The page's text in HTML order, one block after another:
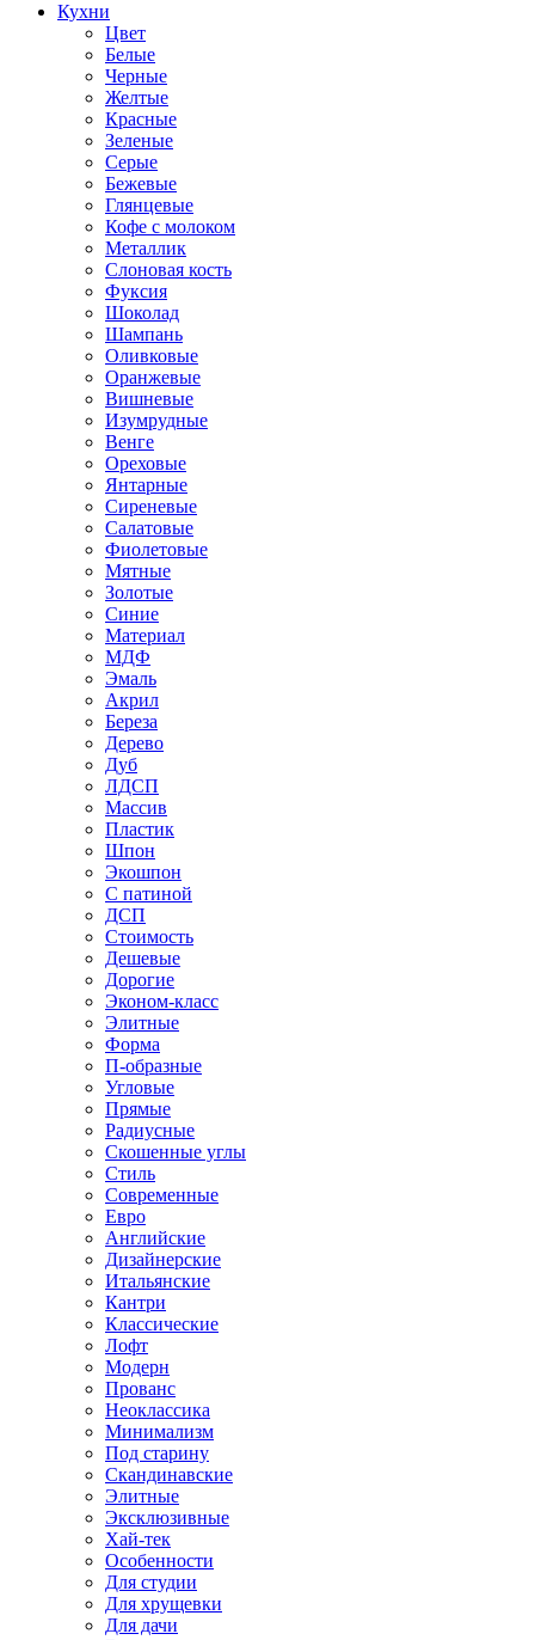
Кухни
Цвет
Белые
Черные
Желтые
Красные
Зеленые
Серые
Бежевые
Глянцевые
Кофе с молоком
Металлик
Слоновая кость
Фуксия
Шоколад
Шампань
Оливковые
Оранжевые
Вишневые
Изумрудные
Венге
Ореховые
Янтарные
Сиреневые
Салатовые
Фиолетовые
Мятные
Золотые
Синие
Материал
МДФ
Эмаль
Акрил
Береза
Дерево
Дуб
ЛДСП
Массив
Пластик
Шпон
Экошпон
С патиной
ДСП
Стоимость
Дешевые
Дорогие
Эконом-класс
Элитные
Форма
П-образные
Угловые
Прямые
Радиусные
Скошенные углы
Стиль
Современные
Евро
Английские
Дизайнерские
Итальянские
Кантри
Классические
Лофт
Модерн
Прованс
Неоклассика
Минимализм
Под старину
Скандинавские
Элитные
Эксклюзивные
Хай-тек
Особенности
Для студии
Для хрущевки
Для дачи